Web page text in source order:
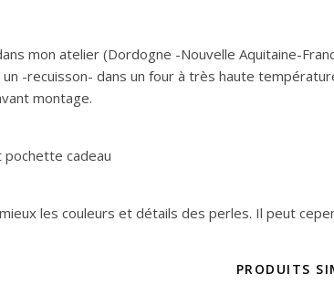
mon atelier (Dordogne -Nouvelle Aquitaine-
-recuisson- dans un four à très haute
montage.
cadeau
les couleurs et détails des perles. Il peut
PRODUITS